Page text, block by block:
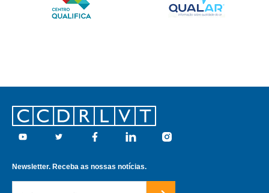
Footer
Youtube Twitter Facebook Linkedin Instagram
Newsletter. Receba as nossas notícias.